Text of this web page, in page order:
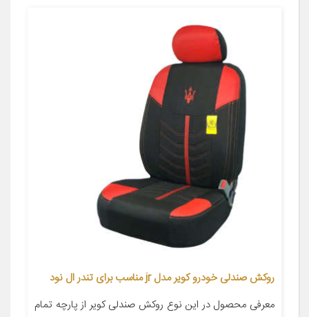
روکش صندلی خودرو کویر مدل jr مناسب برای تندر ال نود
معرفی محصول در این نوع روکش صندلی کویر از پارچه تمام